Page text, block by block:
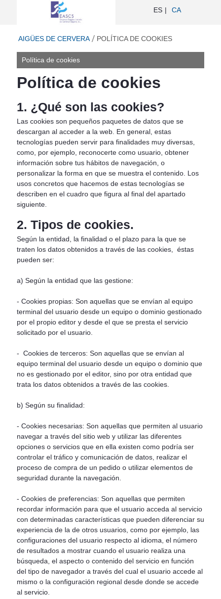
Política de cookies - Aigües de
ES CA
AIGÜES DE CERVERA POLÍTICA DE COOKIES
Política de cookies
Política de cookies
1. ¿Qué son las cookies?
Las cookies son pequeños paquetes de datos que se
descargan al acceder a la web. En general, estas
tecnologías pueden servir para finalidades muy diversas,
como, por ejemplo, reconocerte como usuario, obtener
información sobre tus hábitos de navegación, o
personalizar la forma en que se muestra el contenido. Los
usos concretos que hacemos de estas tecnologías se
describen en el cuadro que figura al final del apartado
siguiente.
2. Tipos de cookies.
Según la entidad, la finalidad o el plazo para la que se
traten los datos obtenidos a través de las cookies, éstas
pueden ser:
a) Según la entidad que las gestione:
- Cookies propias: Son aquellas que se envían al equipo
terminal del usuario desde un equipo o dominio gestionado
por el propio editor y desde el que se presta el servicio
solicitado por el usuario.
- Cookies de terceros: Son aquellas que se envían al
equipo terminal del usuario desde un equipo o dominio que
no es gestionado por el editor, sino por otra entidad que
trata los datos obtenidos a través de las cookies.
b) Según su finalidad:
- Cookies necesarias: Son aquellas que permiten al usuario
navegar a través del sitio web y utilizar las diferentes
opciones o servicios que en ella existen como podría ser
controlar el tráfico y comunicación de datos, realizar el
proceso de compra de un pedido o utilizar elementos de
seguridad durante la navegación.
- Cookies de preferencias: Son aquellas que permiten
recordar información para que el usuario acceda al servicio
con determinadas características que pueden diferenciar su
experiencia de la de otros usuarios, como por ejemplo, las
configuraciones del usuario respecto al idioma, el número
de resultados a mostrar cuando el usuario realiza una
búsqueda, el aspecto o contenido del servicio en función
del tipo de navegador a través del cual el usuario accede al
mismo o la configuración regional desde donde se accede
al servicio.